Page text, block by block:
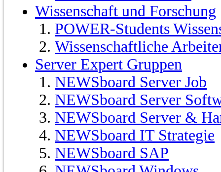
Wissenschaft und Forschung
POWER-Students
Wissenschaftliche
Server Expert Gruppen
NEWSboard Server Job
NEWSboard Server
NEWSboard Server &
NEWSboard IT Strategie
NEWSboard SAP